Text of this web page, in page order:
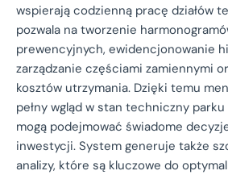
wspierają codzienną pracę działów
pozwala na tworzenie
prewencyjnych, ewidencjonowanie
zarządzanie częściami zamiennymi
kosztów utrzymania. Dzięki temu
pełny wgląd w stan techniczny
mogą podejmować świadome
inwestycji. System generuje także
analizy, które są kluczowe do